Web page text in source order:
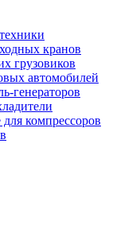
кранов
грузовиков
автомобилей
генераторов
компрессоров